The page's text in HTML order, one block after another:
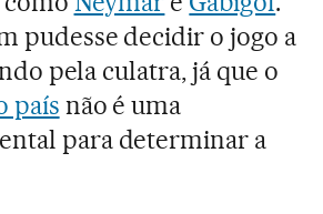
pudesse decidir o jogo a
pela culatra, já que o
país não é uma
para determinar a